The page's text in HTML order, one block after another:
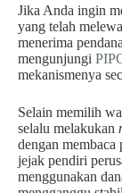
Jika Anda ingin
yang telah
menerima
mengunjungi
mekanismenya
Selain memilih
selalu melakukan
dengan membaca
jejak pendiri
menggunakan